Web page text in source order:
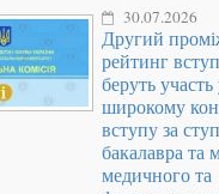
30.07.2026
Другий
рейтинг
беруть участь
широкому
вступу за
бакалавра та
медичного та